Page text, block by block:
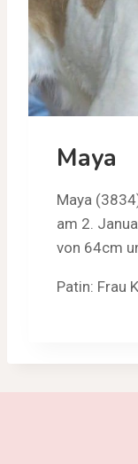
Maya
Maya
am 2.
von 64cm
Patin: Frau